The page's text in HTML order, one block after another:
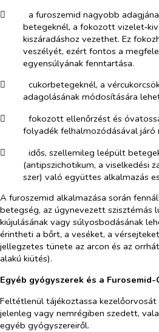
​
a furoszemid nagyobb
betegeknél, a fokozott
kiszáradáshoz vezethet. Ez
veszélyét, ezért fontos a
egyensúlyának fenntartása.
​
cukorbetegeknél, a
adagolásának módosítására
​
fokozott ellenőrzést és
folyadék felhalmozódásával járó
​
idős, szellemileg leépült
(antipszichotikum, a viselkedési
szer) való együttes alkalmazás
A furoszemid alkalmazása során
betegség, az úgynevezett szisztémás
kiújulásának vagy súlyosbodásának
érintheti a bőrt, a veséket, a
jellegzetes tünete az arcon és az
alakú kiütés).
Egyéb gyógyszerek és a
Feltétlenül tájékoztassa
jelenleg vagy nemrégiben szedett,
egyéb gyógyszereiről.